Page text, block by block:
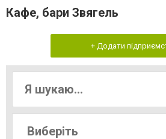
Кафе, бари Звягель
+ Додати